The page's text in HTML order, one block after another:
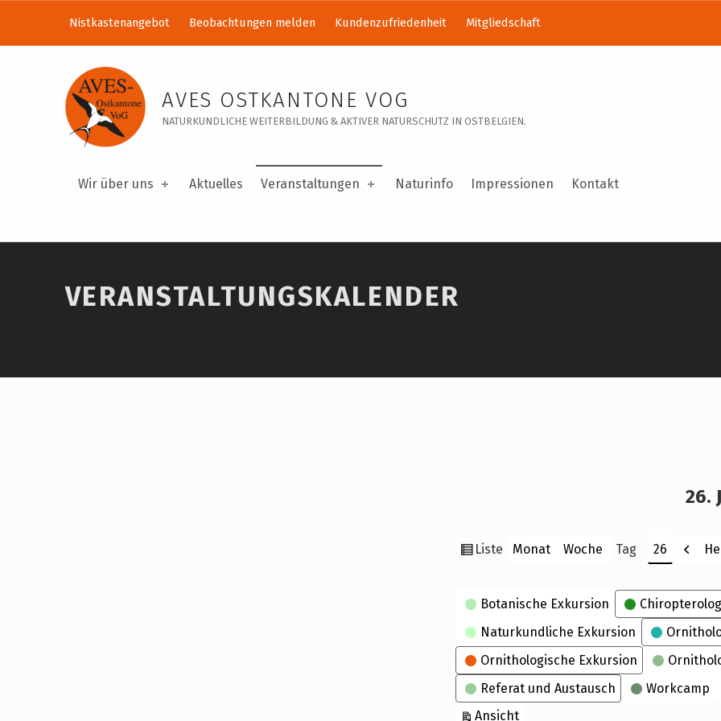
Veranstaltungskalender – AVES Ostkantone VoG
AVES OSTKANTONE VOG
NATURKUNDLICHE WEITERBILDUNG & AKTIVER NATURSCHUTZ IN OSTBELGIEN.
Wir über uns Aktuelles Veranstaltungen Naturinfo Impressionen Kontakt
Nistkastenangebot Beobachtungen melden Kundenzufriedenheit Mitgliedschaft
VERANSTALTUNGSKALENDER
26.
Ansicht
Liste Monat Woche Tag
Monat
Tag
Jahr
Kategorien
Botanische Exkursion
Naturkundliche Exkursion
Ornithologische Exkursion
Referat und Austausch
Workcamp
Ansichtausdrucken